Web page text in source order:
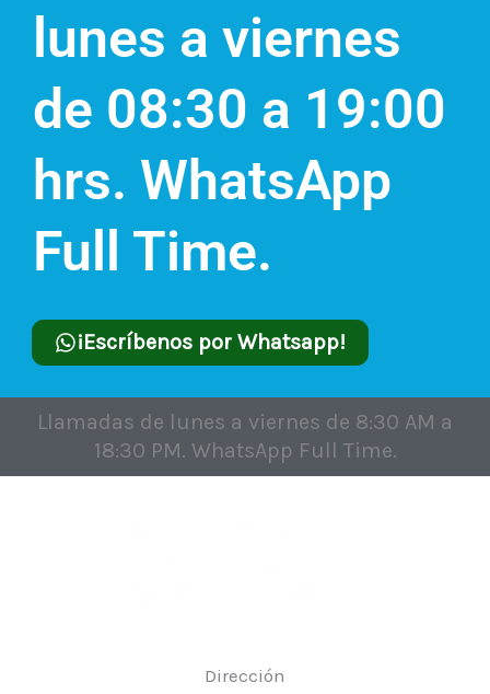
lunes a viernes
de 08:30 a 19:00
hrs. WhatsApp
Full Time.
¡Escríbenos por Whatsapp!
Llamadas de lunes a viernes de 8:30 AM a
18:30 PM. WhatsApp Full Time.
Dirección